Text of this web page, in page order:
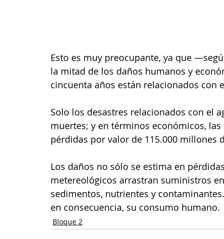
Esto es muy preocupante, ya que
la mitad de los daños humanos y
cincuenta años están relacionados con
Solo los desastres relacionados con el
muertes; y en términos económicos,
pérdidas por valor de 115.000 millones
Los daños no sólo se estima en
metereológicos arrastran suministros
sedimentos, nutrientes y
en consecuencia, su consumo humano.
Bloque 2